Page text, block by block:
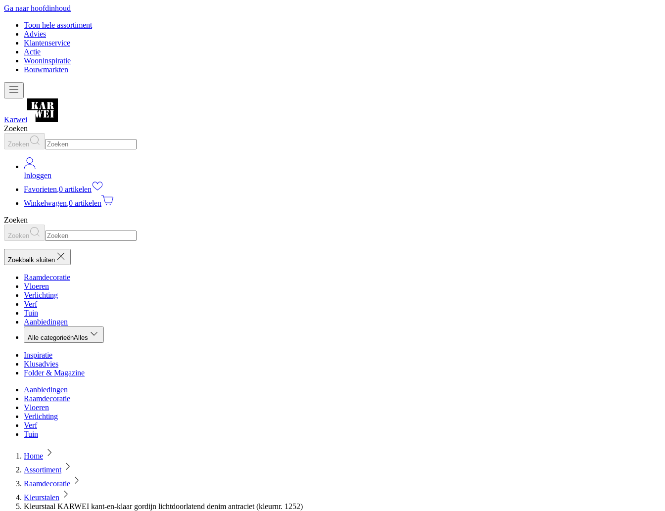
Ga naar hoofdinhoud
Toon hele assortiment
Advies
Klantenservice
Actie
Wooninspiratie
Bouwmarkten
Karwei
Zoeken
Zoeken
Inloggen
Favorieten,0 artikelen
Winkelwagen,0 artikelen
Zoeken
Zoeken
Zoekbalk sluiten
Raamdecoratie
Vloeren
Verlichting
Verf
Tuin
Aanbiedingen
Alle categorieënAlles
Inspiratie
Klusadvies
Folder & Magazine
Aanbiedingen
Raamdecoratie
Vloeren
Verlichting
Verf
Tuin
Home
Assortiment
Raamdecoratie
Kleurstalen
Kleurstaal KARWEI kant-en-klaar gordijn lichtdoorlatend denim antraciet (kleurnr. 1252)